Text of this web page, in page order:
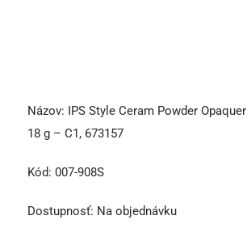
Názov: IPS Style Ceram Powder Opaquer
18 g – C1, 673157
Kód: 007-908S
Dostupnosť: Na objednávku